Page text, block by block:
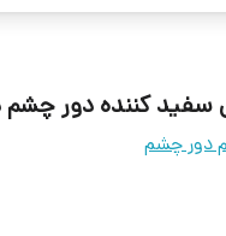
کننده دور چشم دکتر
دور چشم